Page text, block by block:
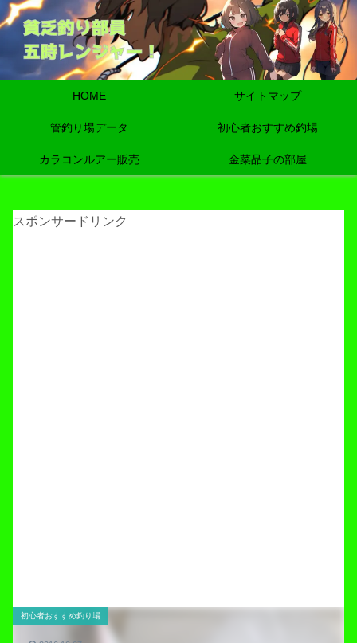
HOME サイトマップ
管釣り場データ 初心者おすすめ釣場
カラコンルアー販売 金菜品子の部屋
スポンサードリンク
初心者おすすめ釣り場